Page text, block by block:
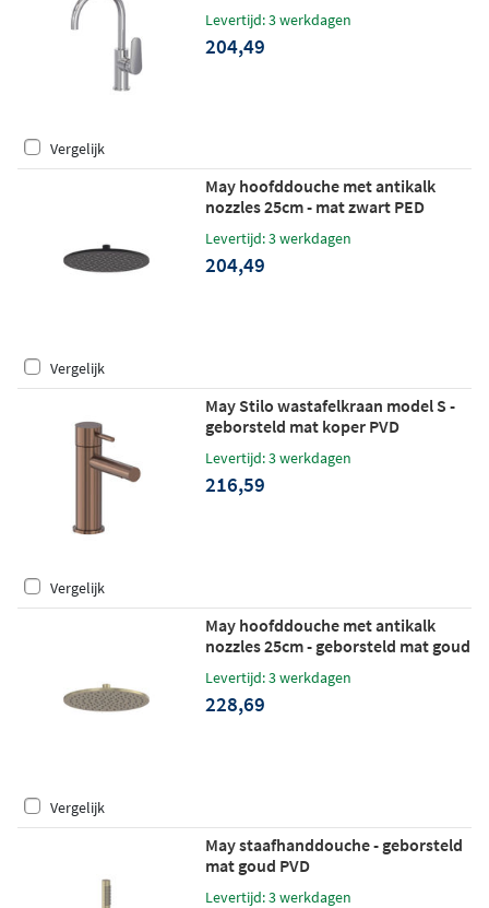
Levertijd: 3 werkdagen
204,49
Vergelijk
May hoofddouche met antikalk
nozzles 25cm - mat zwart PED
Levertijd: 3 werkdagen
204,49
Vergelijk
May Stilo wastafelkraan model S -
geborsteld mat koper PVD
Levertijd: 3 werkdagen
216,59
Vergelijk
May hoofddouche met antikalk
nozzles 25cm - geborsteld mat goud
Levertijd: 3 werkdagen
228,69
Vergelijk
May staafhanddouche - geborsteld
mat goud PVD
Levertijd: 3 werkdagen